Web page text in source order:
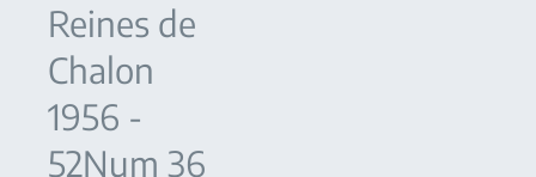
Reines de
Chalon
1956 -
52Num 36